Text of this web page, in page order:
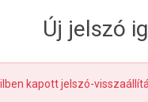
Új jelszó
kapott jelszó-